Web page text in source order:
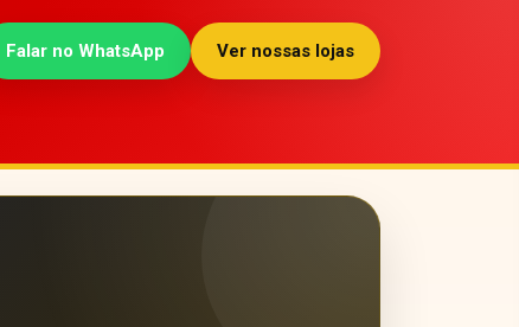
Falar no WhatsApp Ver nossas lojas